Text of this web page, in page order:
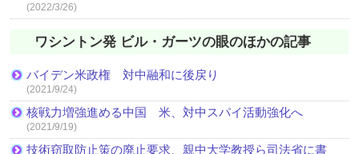
(2022/3/26)
ワシントン発 ビル・ガーツの眼のほかの記事
バイデン米政権 対中融和に後戻り
(2021/9/24)
核戦力増強進める中国 米、対中スパイ活動強化へ
(2021/9/19)
技術窃取防止策の廃止要求、親中大学教授ら司法省に書